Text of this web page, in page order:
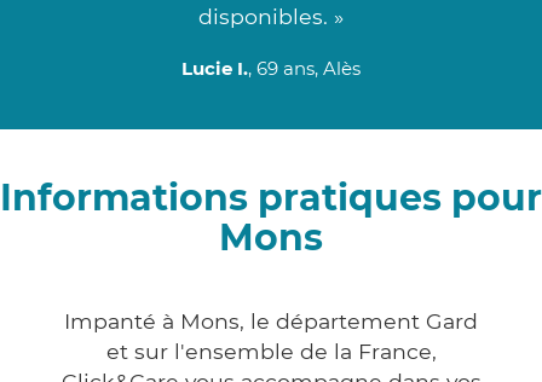
disponibles. »
Lucie I., 69 ans, Alès
Informations pratiques pour
Mons
Impanté à Mons, le département Gard
et sur l'ensemble de la France,